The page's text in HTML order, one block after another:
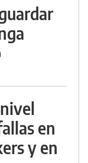
en
y en